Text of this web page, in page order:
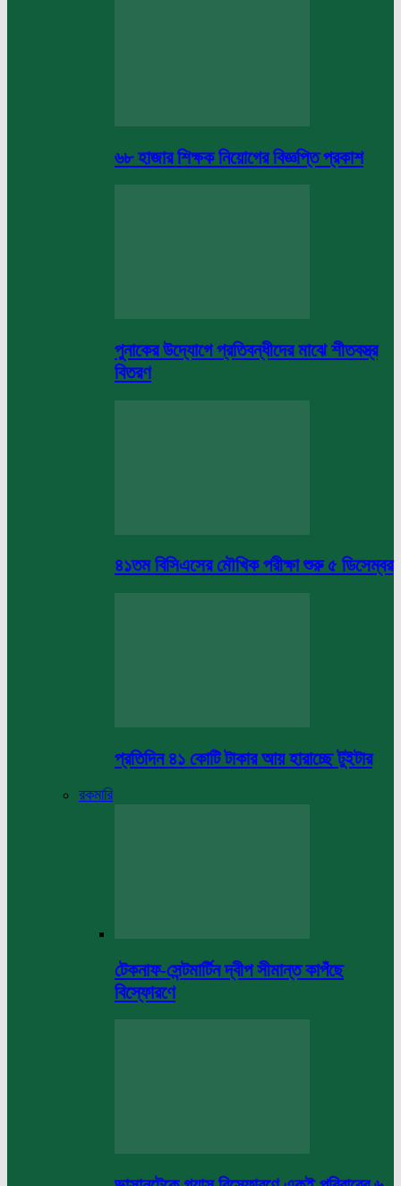
৬৮ হাজার শিক্ষক নিয়োগের বিজ্ঞপ্তি প্রকাশ
পুনাকের উদ্যোগে প্রতিবন্ধীদের মাঝে শীতবস্ত্র
বিতরণ
৪১তম বিসিএসের মৌখিক পরীক্ষা শুরু ৫ ডিসেম্বর
প্রতিদিন ৪১ কোটি টাকার আয় হারাচ্ছে টুইটার
রকমারি
টেকনাফ-সেন্টমার্টিন দ্বীপ সীমান্ত কাপঁছে
বিস্ফোরণে